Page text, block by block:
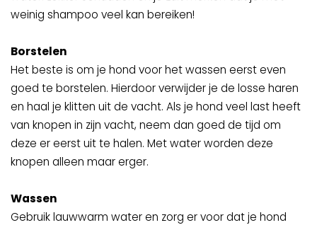
weinig shampoo veel kan bereiken!
Borstelen
Het beste is om je hond voor het wassen eerst even
goed te borstelen. Hierdoor verwijder je de losse haren
en haal je klitten uit de vacht. Als je hond veel last heeft
van knopen in zijn vacht, neem dan goed de tijd om
deze er eerst uit te halen. Met water worden deze
knopen alleen maar erger.
Wassen
Gebruik lauwwarm water en zorg er voor dat je hond